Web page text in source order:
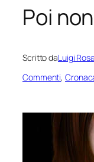
Poi
Scritto daLuigi Rosa
Commenti,